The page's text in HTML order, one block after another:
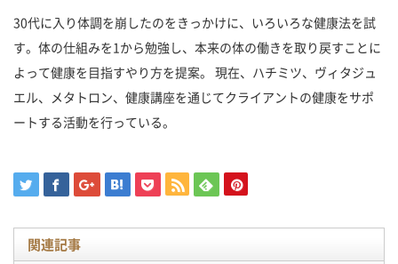
30代に入り体調を崩したのをきっかけに、いろいろな健康法を試
す。体の仕組みを1から勉強し、本来の体の働きを取り戻すことに
よって健康を目指すやり方を提案。 現在、ハチミツ、ヴィタジュ
エル、メタトロン、健康講座を通じてクライアントの健康をサポ
ートする活動を行っている。
関連記事